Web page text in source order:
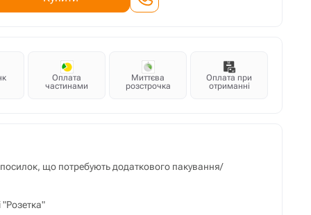
Оплата
частинами
Миттєва
розстрочка
Оплата при
отриманні
що потребують додаткового пакування/
"Розетка"